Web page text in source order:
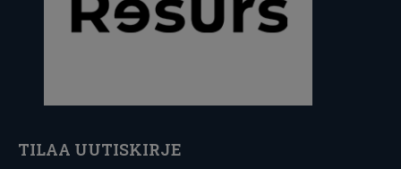
TILAA UUTISKIRJE